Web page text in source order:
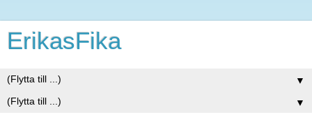
ErikasFika
▼
▼